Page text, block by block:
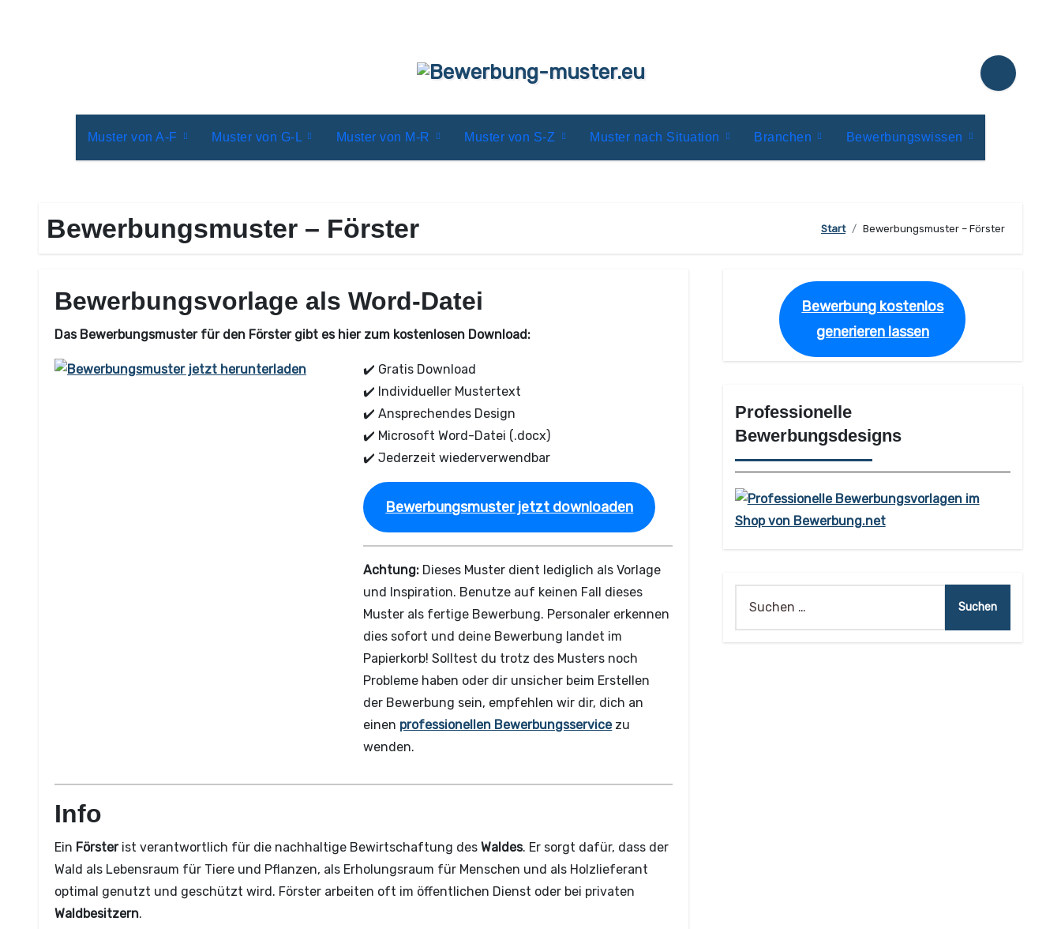
Muster von A-F Muster von G-L Muster von M-R Muster von S-Z Muster nach Situation Branchen Bewerbungswissen
Bewerbungsmuster – Förster Start Bewerbungsmuster – Förster
Bewerbungsvorlage als Word-Datei
Das Bewerbungsmuster für den Förster gibt es hier zum kostenlosen Download:
✔️ Gratis Download
✔️ Individueller Mustertext
✔️ Ansprechendes Design
✔️ Microsoft Word-Datei (.docx)
✔️ Jederzeit wiederverwendbar
Bewerbungsmuster jetzt downloaden
Achtung: Dieses Muster dient lediglich als Vorlage
und Inspiration. Benutze auf keinen Fall dieses
Muster als fertige Bewerbung. Personaler erkennen
dies sofort und deine Bewerbung landet im
Papierkorb! Solltest du trotz des Musters noch
Probleme haben oder dir unsicher beim Erstellen
der Bewerbung sein, empfehlen wir dir, dich an
einen professionellen Bewerbungsservicezu
wenden.
Info
Ein Försterist verantwortlich für die nachhaltige Bewirtschaftung des Waldes. Er sorgt dafür, dass der
Wald als Lebensraum für Tiere und Pflanzen, als Erholungsraum für Menschen und als Holzlieferant
optimal genutzt und geschützt wird. Förster arbeiten oft im öffentlichen Dienst oder bei privaten
Waldbesitzern.
Bewerbung kostenlos
generieren lassen
Professionelle
Bewerbungsdesigns
nach: